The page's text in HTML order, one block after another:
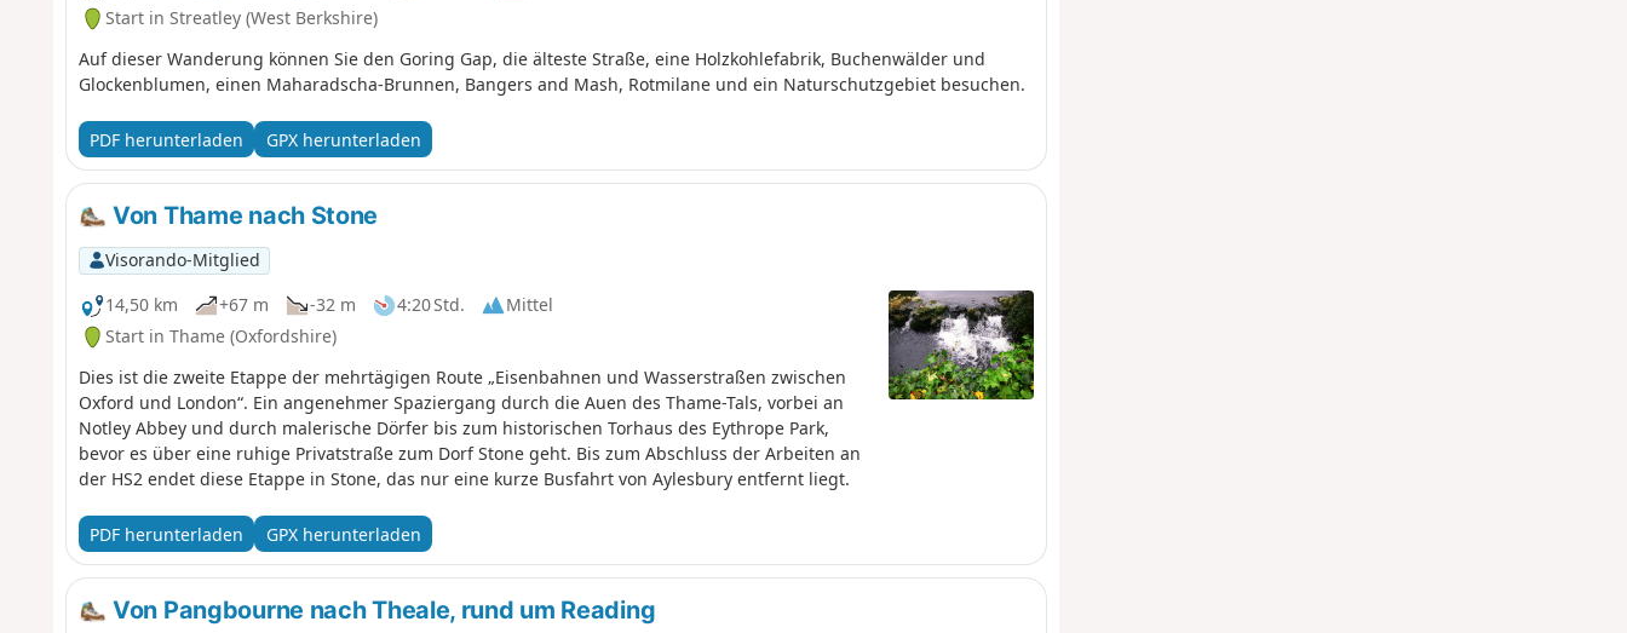
Start in Streatley (West Berkshire)
Auf dieser Wanderung können Sie den Goring Gap, die älteste Straße, eine Holzkohlefabrik, Buchenwälder und
Glockenblumen, einen Maharadscha-Brunnen, Bangers and Mash, Rotmilane und ein Naturschutzgebiet besuchen.
PDF herunterladen GPX herunterladen
Von Thame nach Stone
Visorando-Mitglied
14,50 km
+67 m -32 m 4:20 Std.
Mittel
Start in Thame (Oxfordshire)
Dies ist die zweite Etappe der mehrtägigen Route „Eisenbahnen und Wasserstraßen zwischen
Oxford und London“. Ein angenehmer Spaziergang durch die Auen des Thame-Tals, vorbei an
Notley Abbey und durch malerische Dörfer bis zum historischen Torhaus des Eythrope Park,
bevor es über eine ruhige Privatstraße zum Dorf Stone geht. Bis zum Abschluss der Arbeiten an
der HS2 endet diese Etappe in Stone, das nur eine kurze Busfahrt von Aylesbury entfernt liegt.
PDF herunterladen GPX herunterladen
Von Pangbourne nach Theale, rund um Reading